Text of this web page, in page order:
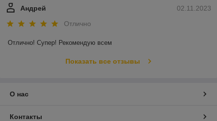
02.11.2023
Андрей
Отлично
Отлично! Супер! Рекомендую всем
Показать все отзывы
О нас
Контакты